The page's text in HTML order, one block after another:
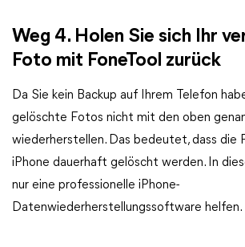
Weg 4. Holen Sie sich Ihr
Foto mit FoneTool zurück
Da Sie kein Backup auf Ihrem Telefon
gelöschte Fotos nicht mit den oben
wiederherstellen. Das bedeutet, dass die
iPhone dauerhaft gelöscht werden. In
nur eine professionelle iPhone-
Datenwiederherstellungssoftware helfen.